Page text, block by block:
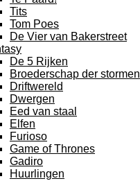
Tits
Tom Poes
De Vier van Bakerstreet
De 5 Rijken
Broederschap der stormen
Driftwereld
Dwergen
Eed van staal
Elfen
Furioso
Game of Thrones
Gadiro
Huurlingen